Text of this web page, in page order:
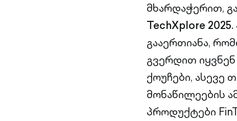
მხარდაჭერით,
TechXplore 2025
გააერთიანა,
გვერდით
ქოუჩები, ასევე
მონაწილეების
პროდუქტები